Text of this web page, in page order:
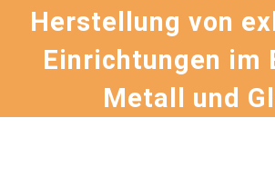
Herstellung von
Einrichtungen im
Metall und